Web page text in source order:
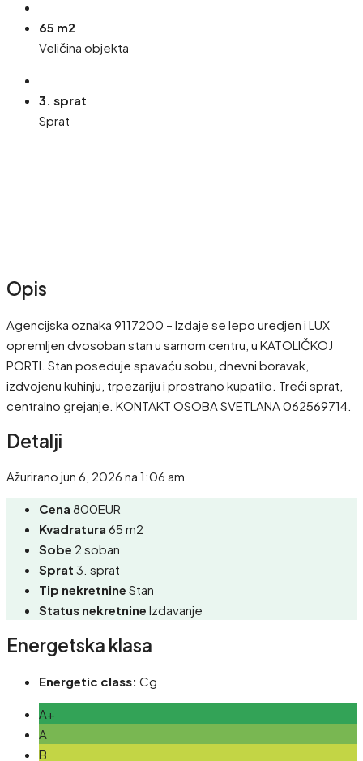
65 m2
Veličina objekta
3. sprat
Sprat
Opis
Agencijska oznaka 9117200 – Izdaje se lepo uredjen i LUX
opremljen dvosoban stan u samom centru, u KATOLIČKOJ
PORTI. Stan poseduje spavaću sobu, dnevni boravak,
izdvojenu kuhinju, trpezariju i prostrano kupatilo. Treći sprat,
centralno grejanje. KONTAKT OSOBA SVETLANA 062569714.
Detalji
Ažurirano jun 6, 2026 na 1:06 am
Cena 800EUR
Kvadratura 65 m2
Sobe 2 soban
Sprat 3. sprat
Tip nekretnine Stan
Status nekretnine Izdavanje
Energetska klasa
Energetic class: Cg
A+
A
B